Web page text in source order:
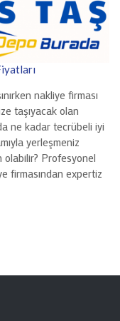
nakliye firması
taşıyacak olan
ne kadar tecrübeli iyi
yerleşmeniz
olabilir? Profesyonel
firmasından expertiz